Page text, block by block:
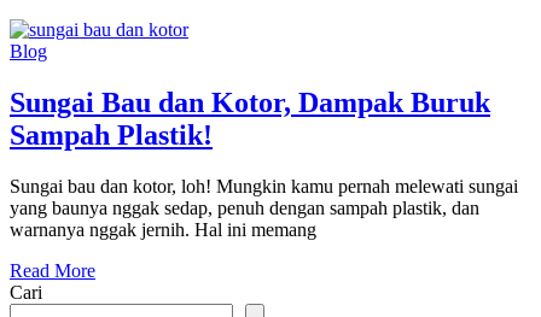
Blog
Sungai Bau dan Kotor, Dampak Buruk
Sampah Plastik!
Sungai bau dan kotor, loh! Mungkin kamu pernah melewati sungai
yang baunya nggak sedap, penuh dengan sampah plastik, dan
warnanya nggak jernih. Hal ini memang
Read More
Cari